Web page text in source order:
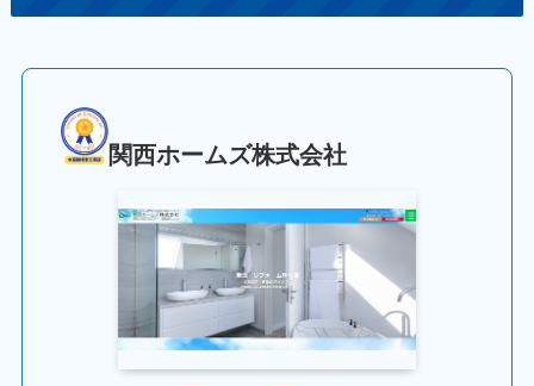
関西ホームズ株式会社